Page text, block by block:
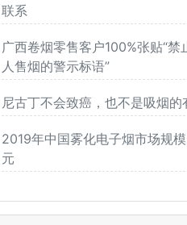
联系
广西卷烟零售客户100%张贴“禁
人售烟的警示标语”
尼古丁不会致癌，也不是吸烟的
2019年中国雾化电子烟市场规
元